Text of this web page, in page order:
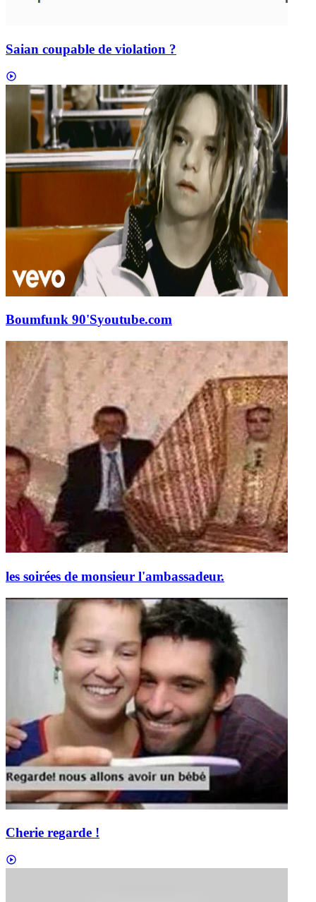
Saian coupable de violation ?
Boumfunk 90'Syoutube.com
les soirées de monsieur l'ambassadeur.
Cherie regarde !